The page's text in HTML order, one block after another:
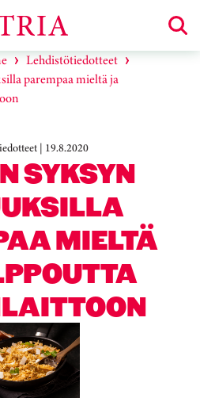
Lehdistötiedotteet
parempaa mieltä ja
| 19.8.2020
SYKSYN
MIELTÄ